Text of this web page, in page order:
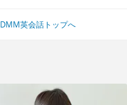
DMM英会話トップへ